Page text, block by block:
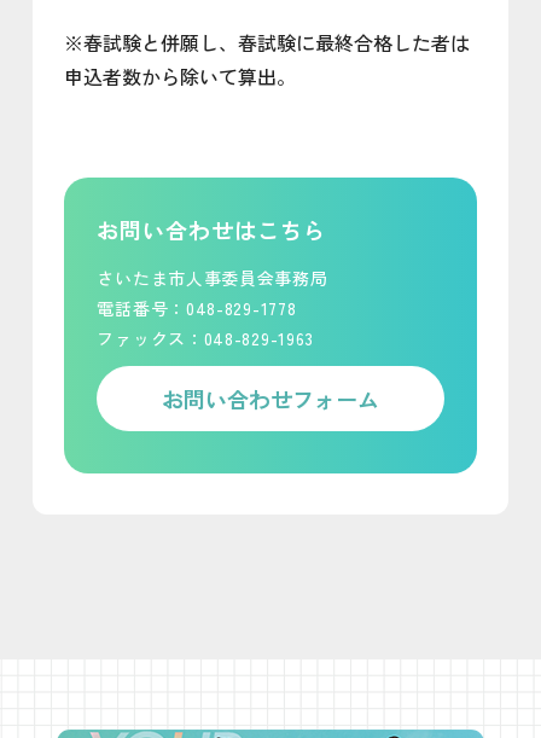
※春試験と併願し、春試験に最終合格した者は
申込者数から除いて算出。
お問い合わせはこちら
さいたま市人事委員会事務局
電話番号：048-829-1778
ファックス：048-829-1963
お問い合わせフォーム